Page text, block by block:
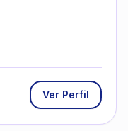
Ver Perfil